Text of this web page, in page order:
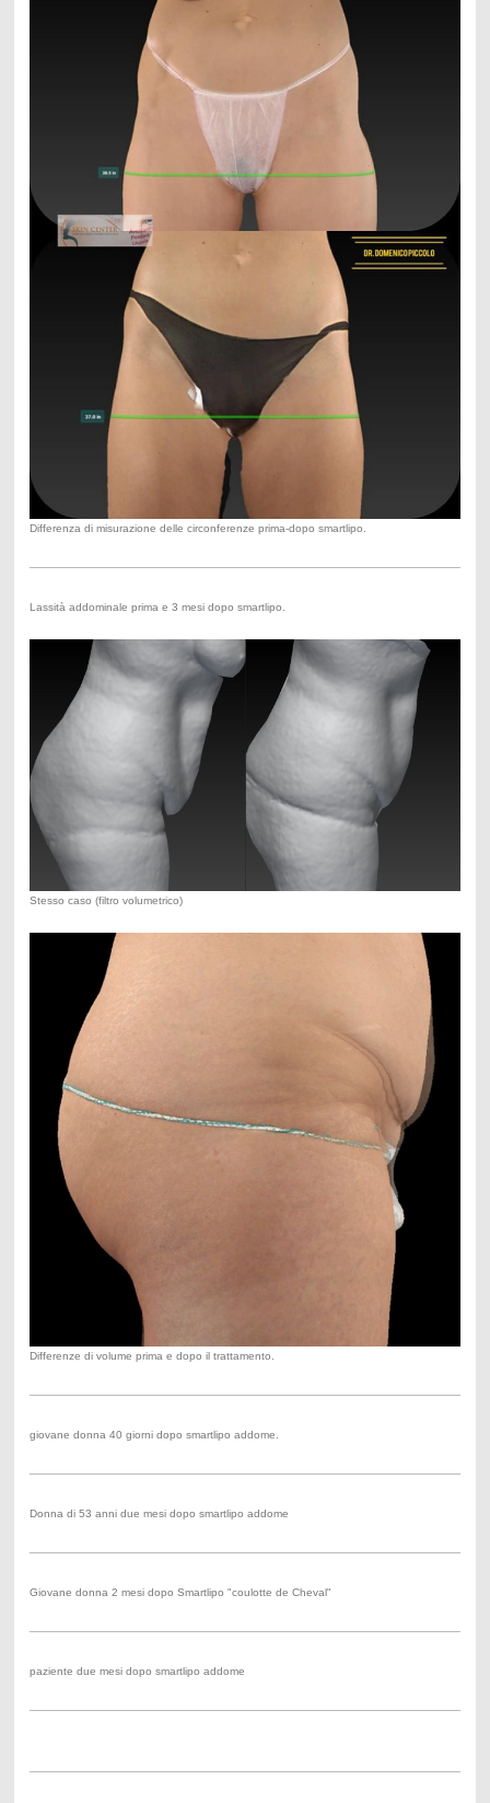
Differenza di misurazione delle circonferenze prima-dopo smartlipo.
Lassità addominale prima e 3 mesi dopo smartlipo.
Stesso caso (filtro volumetrico)
Differenze di volume prima e dopo il trattamento.
giovane donna 40 giorni dopo smartlipo addome.
Donna di 53 anni due mesi dopo smartlipo addome
Giovane donna 2 mesi dopo Smartlipo "coulotte de Cheval"
paziente due mesi dopo smartlipo addome